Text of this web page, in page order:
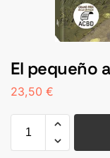
El pequeño
23,50 €